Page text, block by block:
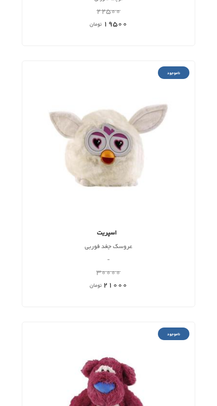
22500
19500 تومان
ناموجود
اسپریت
عروسک جغد فوربی
-
30000
21000 تومان
ناموجود